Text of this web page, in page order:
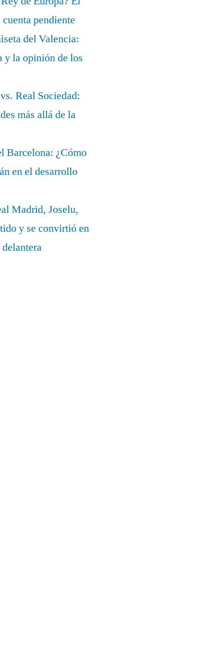
pendiente
del Valencia:
y la opinión de los
Real Sociedad:
más allá de la
Barcelona: ¿Cómo
en el desarrollo
Madrid, Joselu,
y se convirtió en